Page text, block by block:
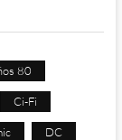
80
Ci-Fi
DC